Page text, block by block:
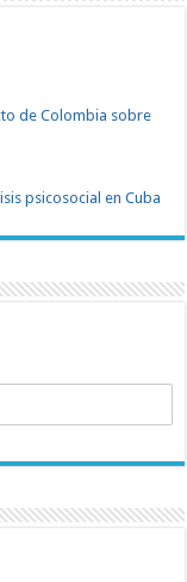
de Colombia sobre
psicosocial en Cuba